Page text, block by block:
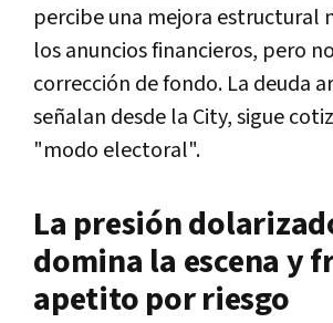
percibe una mejora estructural
los anuncios financieros, pero
corrección de fondo. La deuda
señalan desde la City, sigue
"modo electoral".
La presión
domina la escena y
apetito por riesgo